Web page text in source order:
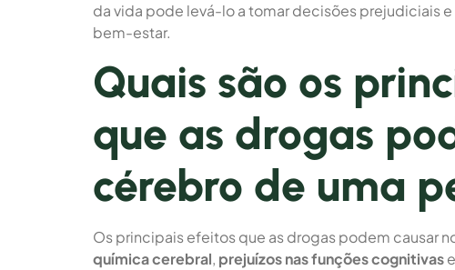
da vida pode levá-lo a tomar decisões prejudiciais
bem-estar.
Quais são os
que as drogas
cérebro de uma
Os principais efeitos que as drogas podem causar
química cerebral, prejuízos nas funções cognitivase